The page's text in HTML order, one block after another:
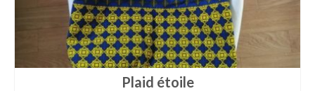
Plaid étoile